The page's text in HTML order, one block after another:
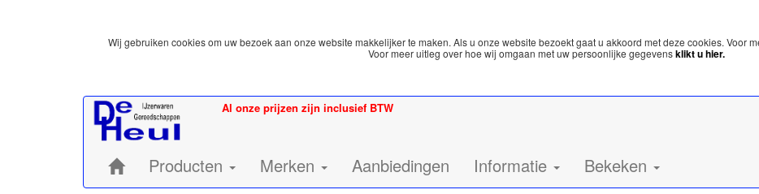
Wij gebruiken cookies om uw bezoek aan onze website makkelijker te maken. Als u onze website bezoekt gaat u akkoord met deze cookies. Voor
Voor meer uitleg over hoe wij omgaan met uw persoonlijke gegevensklikt u hier.
Al onze prijzen zijn inclusief BTW
Home:Producten Merken Aanbiedingen Informatie Bekeken